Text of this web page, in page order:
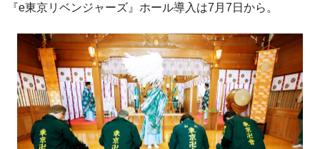
『e東京リベンジャーズ』ホール導入は7月7日から。